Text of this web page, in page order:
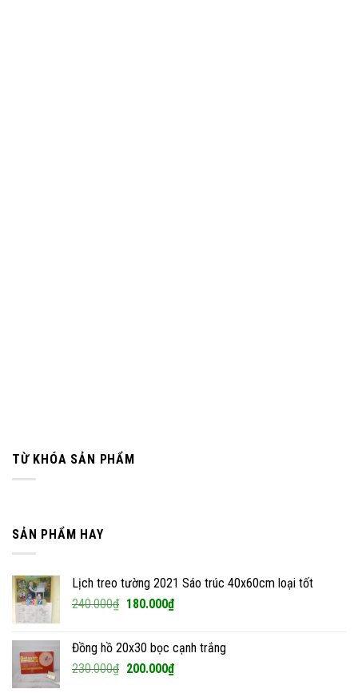
TỪ KHÓA SẢN PHẨM
SẢN PHẨM HAY
Lịch treo tường 2021 Sáo trúc 40x60cm loại tốt
240.000₫ Giá
240.000₫.
180.000₫Giá
là:
180.000₫.
Đồng hồ 20x30 bọc cạnh trắng
230.000₫ Giá
200.000₫Giá